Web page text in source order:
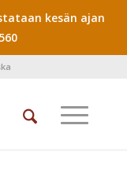
kesän ajan